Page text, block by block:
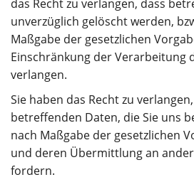
das Recht zu verlangen, dass
unverzüglich gelöscht werden,
Maßgabe der gesetzlichen
Einschränkung der Verarbeitung
verlangen.
Sie haben das Recht zu
betreffenden Daten, die Sie uns
nach Maßgabe der gesetzlichen
und deren Übermittlung an
fordern.